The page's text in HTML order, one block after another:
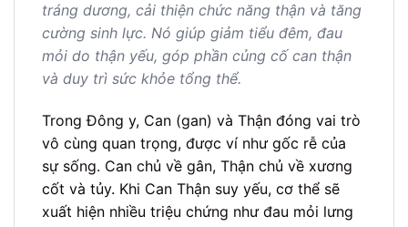
tráng dương, cải thiện chức năng thận và tăng
cường sinh lực. Nó giúp giảm tiểu đêm, đau
mỏi do thận yếu, góp phần củng cố can thận
và duy trì sức khỏe tổng thể.
Trong Đông y, Can (gan) và Thận đóng vai trò
vô cùng quan trọng, được ví như gốc rễ của
sự sống. Can chủ về gân, Thận chủ về xương
cốt và tủy. Khi Can Thận suy yếu, cơ thể sẽ
xuất hiện nhiều triệu chứng như đau mỏi lưng